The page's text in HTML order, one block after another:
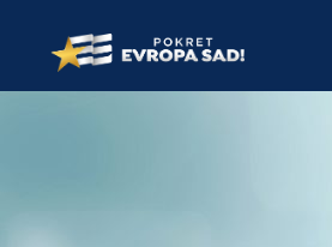
content